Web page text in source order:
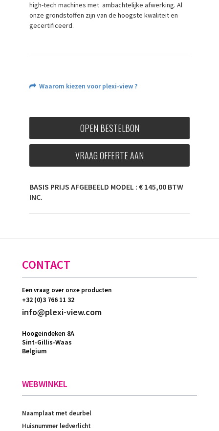
high-tech machines met ambachtelijke afwerking. Al
onze grondstoffen zijn van de hoogste kwaliteit en
gecertificeerd.
Waarom kiezen voor plexi-view ?
OPEN BESTELBON
VRAAG OFFERTE AAN
BASIS PRIJS AFGEBEELD MODEL : € 145,00 BTW
INC.
CONTACT
Een vraag over onze producten
+32 (0)3 766 11 32
info@plexi-view.com
Hoogeindeken 8A
Sint-Gillis-Waas
Belgium
WEBWINKEL
Naamplaat met deurbel
Huisnummer ledverlicht